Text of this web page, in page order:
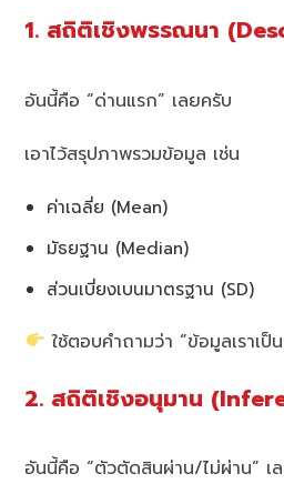
1. สถิติเชิงพรรณนา
อันนี้คือ “ด่านแรก” เลยครับ
เอาไว้สรุปภาพรวมข้อมูล เช่น
ค่าเฉลี่ย (Mean)
มัธยฐาน (Median)
ส่วนเบี่ยงเบนมาตรฐาน (SD)
ใช้ตอบคำถามว่า “ข้อมูลเราเป็
2. สถิติเชิงอนุมาน
อันนี้คือ “ตัวตัดสินผ่าน/ไม่ผ่าน” เ